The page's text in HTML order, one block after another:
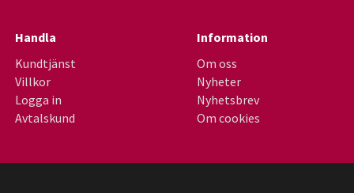
Handla
Kundtjänst
Villkor
Logga in
Avtalskund
Information
Om oss
Nyheter
Nyhetsbrev
Om cookies